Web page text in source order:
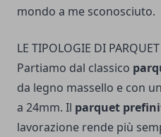
mondo a me sconosciuto.
LE TIPOLOGIE DI
Partiamo dal classico
da legno massello e con
a 24mm. Il parquet
lavorazione rende più